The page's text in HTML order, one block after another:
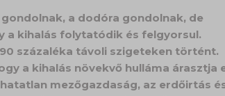
a dodóra gondolnak, de
a kihalás folytatódik és felgyorsul.
százaléka távoli szigeteken történt.
a kihalás növekvő hulláma árasztja
mezőgazdaság, az erdőirtás